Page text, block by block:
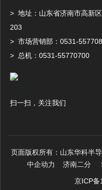
采用54V供电方案
热效率。HK2498A2
> 地址：山东省济南市高新
203
> 市场营销部： 0531-
> 总机： 0531-55770700
扫一扫，关注我们​
页面版权所有： 山东华科半
中企动力
济南二分
京ICP